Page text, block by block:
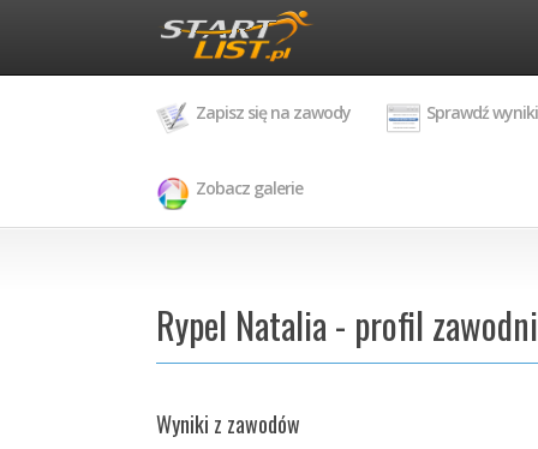
Zapisz się na zawody Sprawdź wyniki
Zobacz galerie
Rypel Natalia - profil
Wyniki z zawodów